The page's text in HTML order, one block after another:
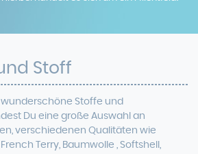
Stoff
wunderschöne Stoffe und
Du eine große Auswahl an
verschiedenen Qualitäten wie
Terry, Baumwolle , Softshell ,